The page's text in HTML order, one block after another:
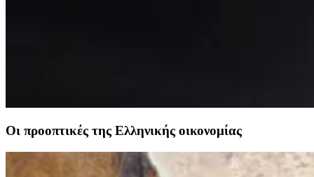
Οι προοπτικές της Ελληνικής οικονομίας